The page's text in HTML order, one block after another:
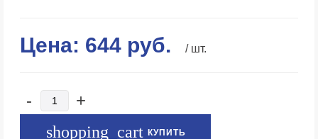
Цена: 644 руб. / шт.
- +
КУПИТЬ